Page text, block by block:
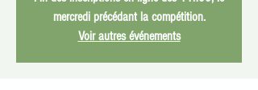
mercredi précédant la compétition.
Voir autres événements